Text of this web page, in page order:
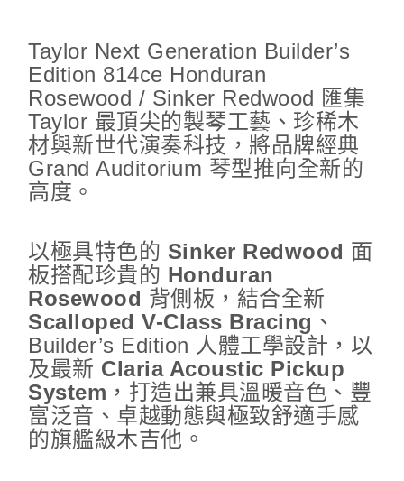
Taylor Next Generation Builder’s
Edition 814ce Honduran
Rosewood / Sinker Redwood 匯集
Taylor 最頂尖的製琴工藝、珍稀木
材與新世代演奏科技，將品牌經典
Grand Auditorium 琴型推向全新的
高度。
以極具特色的 Sinker Redwood 面
板搭配珍貴的 Honduran
Rosewood 背側板，結合全新
Scalloped V-Class Bracing 、
Builder’s Edition 人體工學設計，以
及最新 Claria Acoustic Pickup
System ，打造出兼具溫暖音色、豐
富泛音、卓越動態與極致舒適手感
的旗艦級木吉他。